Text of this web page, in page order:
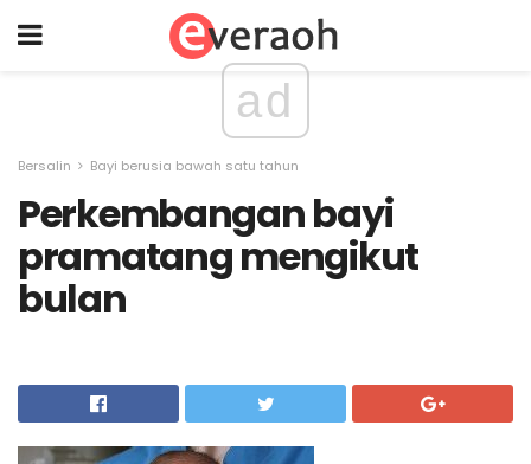
ad
Bersalin Bayi berusia bawah satu tahun
Perkembangan bayi
pramatang mengikut
bulan